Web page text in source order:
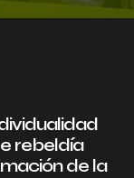
rebeldía
de la